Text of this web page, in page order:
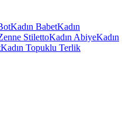
Kadın BabetKadın
StilettoKadın AbiyeKadın
Kadın Topuklu Terlik